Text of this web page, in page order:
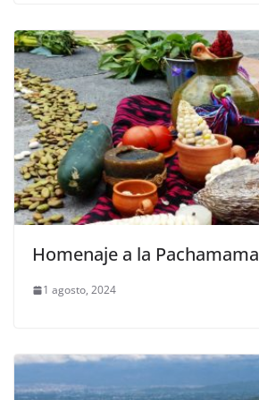
Homenaje a la Pachamama
1 agosto, 2024